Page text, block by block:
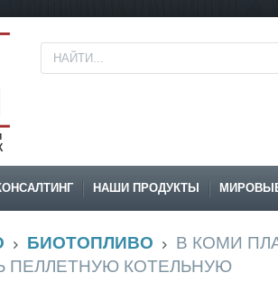
НАШИ ПРОДУКТЫ
БИОТОПЛИВО
В КОМИ
ПЕЛЛЕТНУЮ КОТЕЛЬНУЮ